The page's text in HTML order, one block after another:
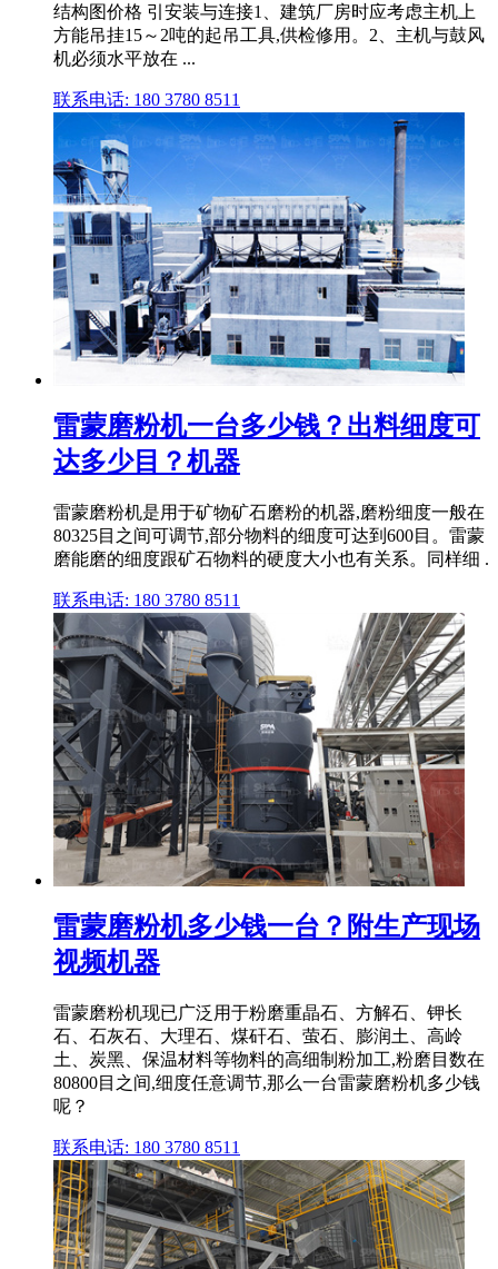
结构图价格 引安装与连接1、建筑厂房时应考虑主机上
方能吊挂15～2吨的起吊工具,供检修用。2、主机与鼓风
机必须水平放在 ...
联系电话: 180 3780 8511
雷蒙磨粉机一台多少钱？出料细度可
达多少目？机器
雷蒙磨粉机是用于矿物矿石磨粉的机器,磨粉细度一般在
80325目之间可调节,部分物料的细度可达到600目。雷蒙
磨能磨的细度跟矿石物料的硬度大小也有关系。同样细 .
联系电话: 180 3780 8511
雷蒙磨粉机多少钱一台？附生产现场
视频机器
雷蒙磨粉机现已广泛用于粉磨重晶石、方解石、钾长
石、石灰石、大理石、煤矸石、萤石、膨润土、高岭
土、炭黑、保温材料等物料的高细制粉加工,粉磨目数在
80800目之间,细度任意调节,那么一台雷蒙磨粉机多少钱
呢？
联系电话: 180 3780 8511